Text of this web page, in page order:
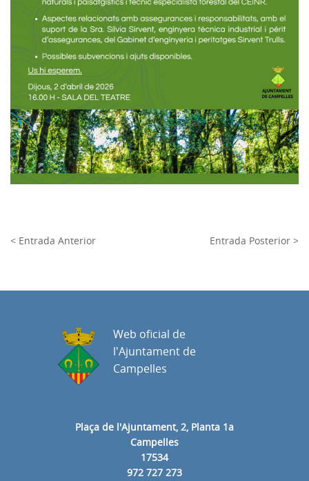
< Entrada Anterior Entrada Posterior >
Plaça de l'Ajuntament, 2, Planta 1a
Campelles
17534
972 727 273
Web oficial de
l'Ajuntament de
Campelles